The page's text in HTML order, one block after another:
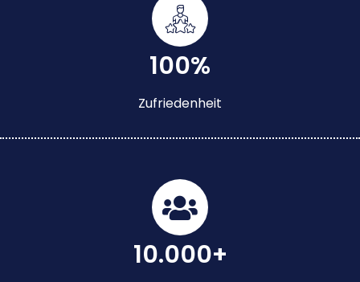
100%
Zufriedenheit
10.000+